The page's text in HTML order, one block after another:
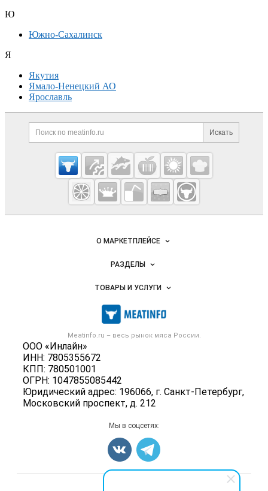
Ю
Южно-Сахалинск
Я
Якутия
Ямало-Ненецкий АО
Ярославль
Дополнительная информация
Поиск по сайту и
Искать
Cсылки на полезные проекты
Meatinfo.ru —
мясо и
мясопродукты
Важные разделы и контакты
Meatinfo.ru – весь рынок мяса России.
ООО «Инлайн»
ИНН: 7805355672
КПП: 780501001
ОГРН: 1047855085442
Юридический адрес: 196066, г. Санкт-Петербург,
Московский проспект, д. 212
Навигация по сайтуО МАРКЕТПЛЕЙСЕ
Новости Meatinfo.ru
Размещение рекламы
Публичная оферта
Контактная информация
Политика обработки персональных данных
РАЗДЕЛЫ
Объявления
Новости рынка
Мониторинг
Вакансии
ТОВАРЫ И УСЛУГИ
Мясо, мясопродукты
Скот в живом весе
Колбасы, сосиски, деликатесы
Мясные полуфабрикаты
Мясные снеки
Яйца
Карта объявлений
Мы в соцсетях: